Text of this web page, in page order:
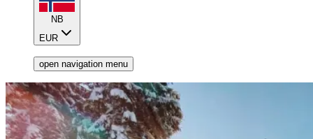
NB
EUR
open navigation menu